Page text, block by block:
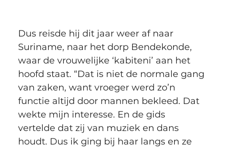
Dus reisde hij dit jaar weer af naar
Suriname, naar het dorp Bendekonde,
waar de vrouwelijke ‘kabiteni’ aan het
hoofd staat. “Dat is niet de normale gang
van zaken, want vroeger werd zo’n
functie altijd door mannen bekleed. Dat
wekte mijn interesse. En de gids
vertelde dat zij van muziek en dans
houdt. Dus ik ging bij haar langs en ze